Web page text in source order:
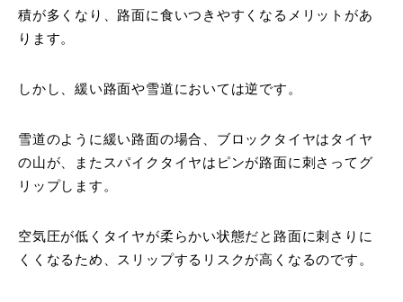
積が多くなり、路面に食いつきやすくなるメリットがあ
ります。
しかし、緩い路面や雪道においては逆です。
雪道のように緩い路面の場合、ブロックタイヤはタイヤ
の山が、またスパイクタイヤはピンが路面に刺さってグ
リップします。
空気圧が低くタイヤが柔らかい状態だと路面に刺さりに
くくなるため、スリップするリスクが高くなるのです。